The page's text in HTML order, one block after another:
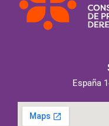
España